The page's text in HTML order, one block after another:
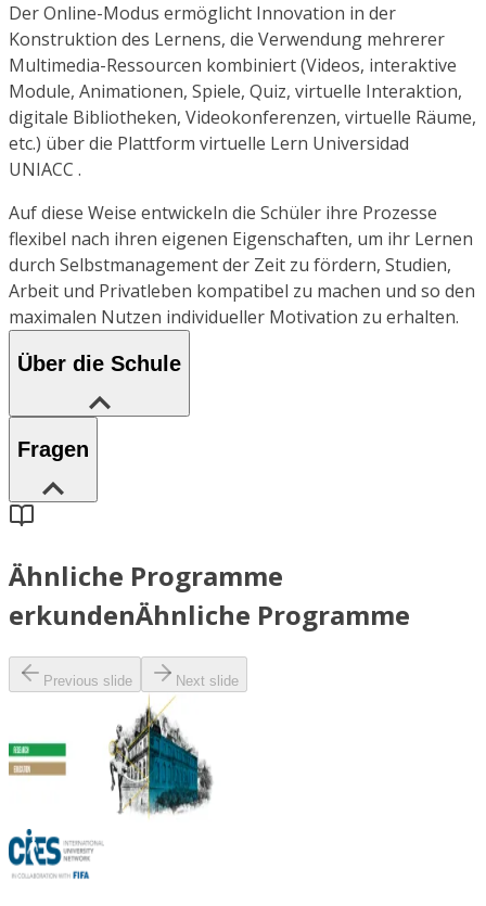
Der Online-Modus ermöglicht Innovation in der
Konstruktion des Lernens, die Verwendung mehrerer
Multimedia-Ressourcen kombiniert (Videos, interaktive
Module, Animationen, Spiele, Quiz, virtuelle Interaktion,
digitale Bibliotheken, Videokonferenzen, virtuelle Räume,
etc.) über die Plattform virtuelle Lern Universidad
UNIACC .
Auf diese Weise entwickeln die Schüler ihre Prozesse
flexibel nach ihren eigenen Eigenschaften, um ihr Lernen
durch Selbstmanagement der Zeit zu fördern, Studien,
Arbeit und Privatleben kompatibel zu machen und so den
maximalen Nutzen individueller Motivation zu erhalten.
Über die Schule
Fragen
Ähnliche Programme
erkundenÄhnliche Programme
Previous slide Next slide